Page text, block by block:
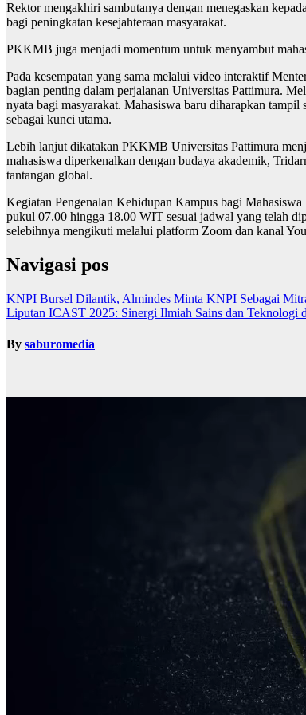
Rektor mengakhiri sambutanya dengan menegaskan
bagi peningkatan kesejahteraan masyarakat.
PKKMB juga menjadi momentum untuk menyambut
Pada kesempatan yang sama melalui video interaktif
bagian penting dalam perjalanan Universitas Pattimura.
nyata bagi masyarakat. Mahasiswa baru diharapkan tampil
sebagai kunci utama.
Lebih lanjut dikatakan PKKMB Universitas Pattimura
mahasiswa diperkenalkan dengan budaya akademik,
tantangan global.
Kegiatan Pengenalan Kehidupan Kampus bagi
pukul 07.00 hingga 18.00 WIT sesuai jadwal yang telah
selebihnya mengikuti melalui platform Zoom dan kanal
Navigasi pos
KNPI Bursel Dilantik, Almindes Minta KNPI Sebagai
Liputan ICAST 2025: Sinergi Ilmiah Sains dan Teknologi
By saburomedia